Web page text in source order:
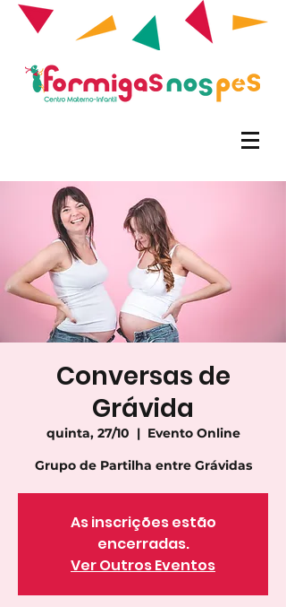
Conversas de
Grávida
quinta, 27/10
  |
Evento Online
Grupo de Partilha entre Grávidas
As inscrições estão
encerradas.
Ver Outros Eventos